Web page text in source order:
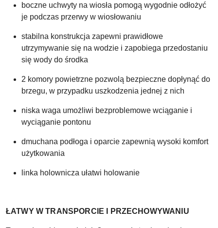
boczne uchwyty na wiosła pomogą wygodnie odłożyć
je podczas przerwy w wiosłowaniu
stabilna konstrukcja zapewni prawidłowe
utrzymywanie się na wodzie i zapobiega przedostaniu
się wody do środka
2 komory powietrzne pozwolą bezpieczne dopłynąć do
brzegu, w przypadku uszkodzenia jednej z nich
niska waga umożliwi bezproblemowe wciąganie i
wyciąganie pontonu
dmuchana podłoga i oparcie zapewnią wysoki komfort
użytkowania
linka holownicza ułatwi holowanie
ŁATWY W TRANSPORCIE I PRZECHOWYWANIU